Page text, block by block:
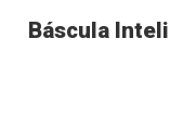
Báscula